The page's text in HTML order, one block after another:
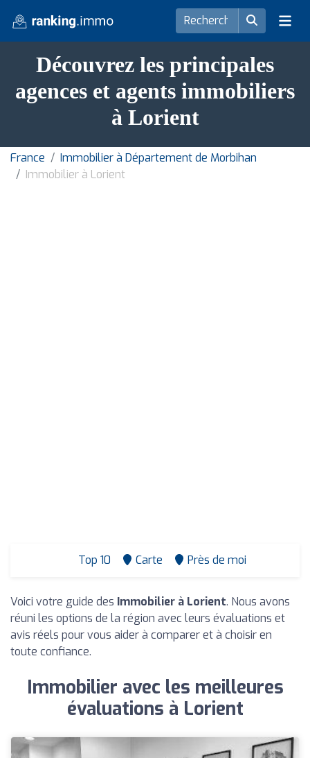
Découvrez les principales
agences et agents immobiliers
à Lorient
France
Immobilier à Département de Morbihan
Immobilier à Lorient
Top 10 Carte Près de moi
Voici votre guide des Immobilier à Lorient. Nous avons
réuni les options de la région avec leurs évaluations et
avis réels pour vous aider à comparer et à choisir en
toute confiance.
Immobilier avec les meilleures
évaluations à Lorient